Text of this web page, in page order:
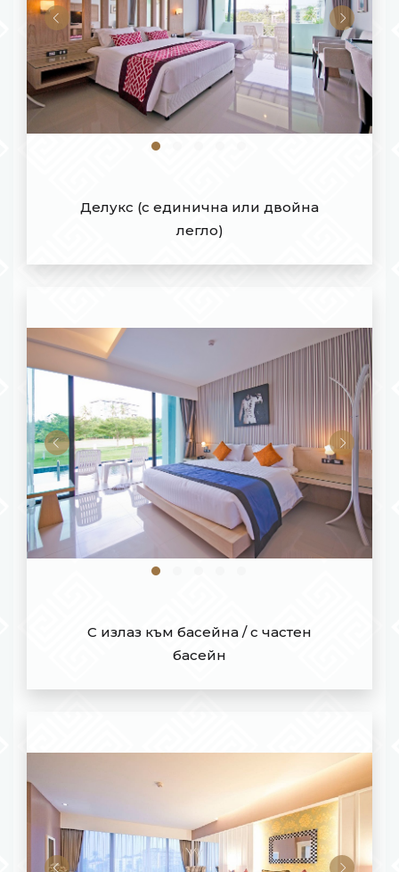
Делукс (с единична или двойна
легло)
С излаз към басейна / с частен
басейн